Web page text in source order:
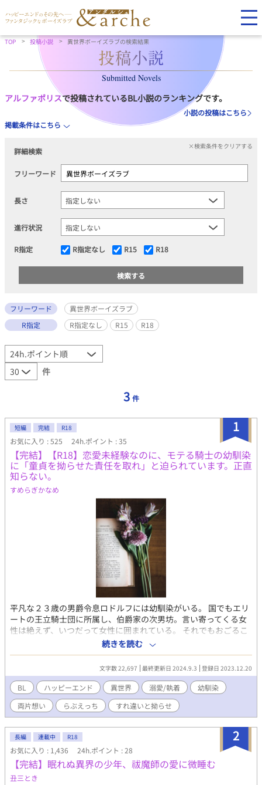
TOP 投稿小説 異世界ボーイズラブの検索結果
Submitted Novels
アルファポリスで投稿されているBL小説のランキングです。
小説の投稿はこちら
掲載条件はこちら
詳細検索
×検索条件をクリアする
フリーワード
長さ
進行状況
R指定 R指定なし R15 R18
フリーワード
異世界ボーイズラブ
R指定
R指定なし R15 R18
件
3 件
1
短編 完結 R18
お気に入り : 525 24h.ポイント : 35
【完結】【R18】恋愛未経験なのに、モテる騎士の幼馴染
に「童貞を拗らせた責任を取れ」と迫られています。正直
知らない。
すめらぎかなめ
平凡な２３歳の男爵令息ロドルフには幼馴染がいる。 国でもエリ
ートの王立騎士団に所属し、伯爵家の次男坊。言い寄ってくる女
性は絶えず、いつだって女性に囲まれている。 それでもおごるこ
となく努力を重ねるマルクスのことを、ロドルフはひそかに尊敬
していた。 そんなある日、ロドルフに結婚の話がやってくる。 い
い縁談だと思ったロドルフは、前向きに検討しようとしたのだ
が……。 後日。マルクスから「お前にしか出来ない相談がある」
と言われて……。 「俺、お前への気持ち拗らせすぎて、童貞なん
だけど」「……は？」 執着心がハチャメチャ強いエリート騎士
（２３）×周囲からの信頼が厚いしっかり者男爵令息（２３） モ
テないわけじゃないのに恋愛未経験な二人が織り成す、頓珍漢な
ボーイズラブ。 ※ゆるふわで短い異世界ボーイズラブです。地味
に両片想い。 ＊hotランキング ４６位ありがとうございます♡
▼掲載先→アルファポリス、ムーンライトノベルズ、エブリスタ
（後日掲載予定）
続きを読む
文字数 22,697 最終更新日 2024.9.3 登録日 2023.12.20
BL ハッピーエンド 異世界 溺愛/執着
幼馴染
両片想い
らぶえっち すれ違いと拗らせ
2
長編 連載中 R18
お気に入り : 1,436 24h.ポイント : 28
【完結】眠れぬ異界の少年、祓魔師の愛に微睡む
丑三とき